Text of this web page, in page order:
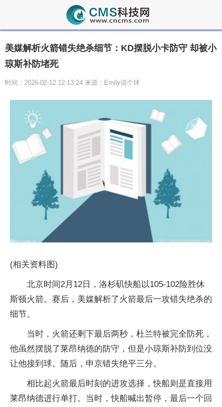
美媒解析火箭错失绝杀细节：KD摆脱小卡防守 却被小
琼斯补防堵死
时间：2026-02-12 12:13:24 来源：Emily说个球
(相关资料图)
北京时间2月12日，洛杉矶快船以105-102险胜休
斯顿火箭。赛后，美媒解析了火箭最后一攻错失绝杀的
细节。
当时，火箭还剩下最后两秒，杜兰特被完全防死，
他虽然摆脱了莱昂纳德的防守，但是小琼斯补防到位没
让他接到球。随后，申京错失绝平三分。
相比起火箭最后时刻的进攻选择，快船则是直接用
莱昂纳德进行单打。当时，快船喊出暂停，最后一个回